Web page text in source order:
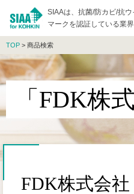
SIAAは、抗菌/防カビ/抗
マークを認証している業界
TOP > 商品検索
「FDK株
FDK株式会社